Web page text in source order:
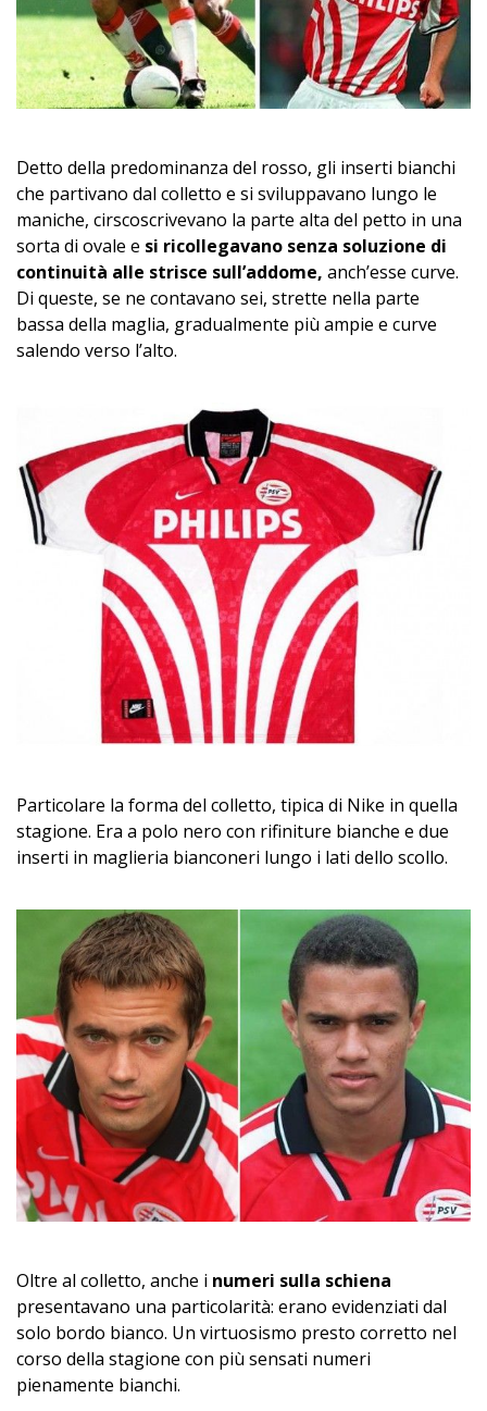
Detto della predominanza del rosso, gli inserti bianchi
che partivano dal colletto e si sviluppavano lungo le
maniche, cirscoscrivevano la parte alta del petto in una
sorta di ovale e si ricollegavano senza soluzione di
continuità alle strisce sull’addome, anch’esse curve.
Di queste, se ne contavano sei, strette nella parte
bassa della maglia, gradualmente più ampie e curve
salendo verso l’alto.
Particolare la forma del colletto, tipica di Nike in quella
stagione. Era a polo nero con rifiniture bianche e due
inserti in maglieria bianconeri lungo i lati dello scollo.
Oltre al colletto, anche i numeri sulla schiena
presentavano una particolarità: erano evidenziati dal
solo bordo bianco. Un virtuosismo presto corretto nel
corso della stagione con più sensati numeri
pienamente bianchi.